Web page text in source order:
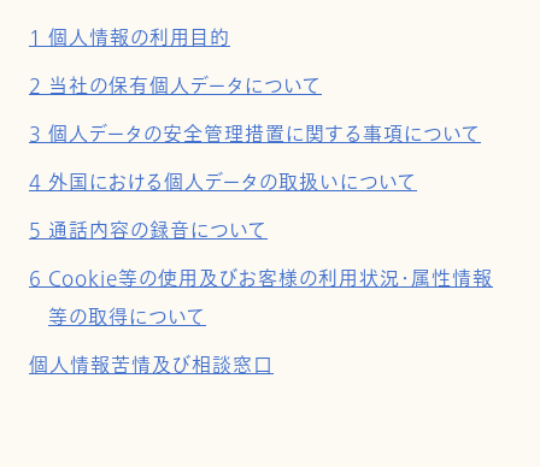
1 個人情報の利用目的
2 当社の保有個人データについて
3 個人データの安全管理措置に関する事項について
4 外国における個人データの取扱いについて
5 通話内容の録音について
6 Cookie等の使用及びお客様の利用状況・属性情報
等の取得について
個人情報苦情及び相談窓口